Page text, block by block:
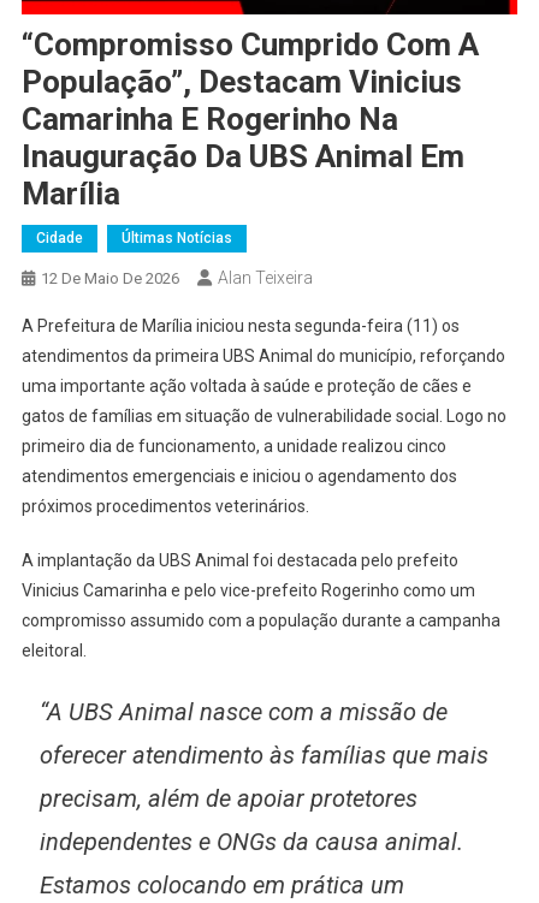
“Compromisso Cumprido Com A
População”, Destacam Vinicius
Camarinha E Rogerinho Na
Inauguração Da UBS Animal Em
Marília
Cidade Últimas Notícias
12 De Maio De 2026 Alan Teixeira
A Prefeitura de Marília iniciou nesta segunda-feira (11) os
atendimentos da primeira UBS Animal do município, reforçando
uma importante ação voltada à saúde e proteção de cães e
gatos de famílias em situação de vulnerabilidade social. Logo no
primeiro dia de funcionamento, a unidade realizou cinco
atendimentos emergenciais e iniciou o agendamento dos
próximos procedimentos veterinários.
A implantação da UBS Animal foi destacada pelo prefeito
Vinicius Camarinha e pelo vice-prefeito Rogerinho como um
compromisso assumido com a população durante a campanha
eleitoral.
“A UBS Animal nasce com a missão de
oferecer atendimento às famílias que mais
precisam, além de apoiar protetores
independentes e ONGs da causa animal.
Estamos colocando em prática um